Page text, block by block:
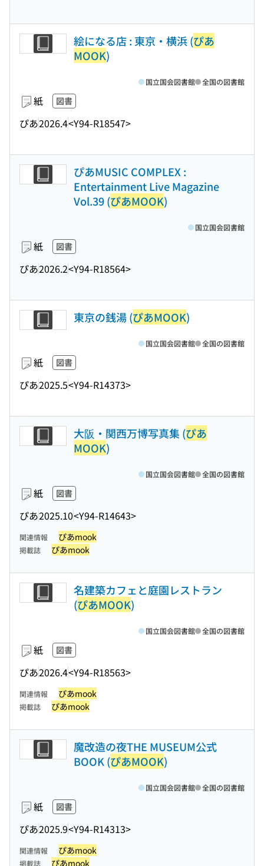
絵になる店 : 東京・横浜 (ぴあ
MOOK)
紙 図書
ぴあ2026.4<Y94-R18547>
国立国会図書館 全国の図書館
ぴあMUSIC COMPLEX :
Entertainment Live Magazine
Vol.39 (ぴあMOOK)
紙 図書
ぴあ2026.2<Y94-R18564>
国立国会図書館
東京の銭湯 (ぴあMOOK)
紙 図書
ぴあ2025.5<Y94-R14373>
国立国会図書館 全国の図書館
大阪・関西万博写真集 (ぴあ
MOOK)
紙 図書
ぴあ2025.10<Y94-R14643>
国立国会図書館 全国の図書館
関連情報 ぴあmook
掲載誌 ぴあmook
名建築カフェと庭園レストラン
(ぴあMOOK)
紙 図書
ぴあ2026.4<Y94-R18563>
国立国会図書館 全国の図書館
関連情報 ぴあmook
掲載誌 ぴあmook
魔改造の夜THE MUSEUM公式
BOOK (ぴあMOOK)
紙 図書
ぴあ2025.9<Y94-R14313>
国立国会図書館 全国の図書館
関連情報 ぴあmook
掲載誌 ぴあmook